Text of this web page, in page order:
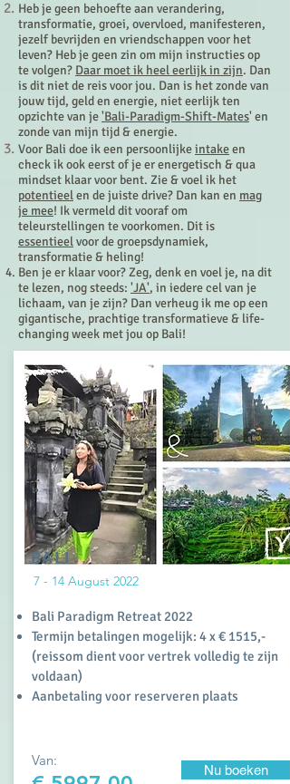
Heb je geen behoefte aan verandering,
transformatie, groei, overvloed, manifesteren,
jezelf bevrijden en vriendschappen voor het
leven? Heb je geen zin om mijn instructies op
te volgen? Daar moet ik heel eerlijk in zijn. Dan
is dit niet de reis voor jou. Dan is het zonde van
jouw tijd, geld en energie, niet eerlijk ten
opzichte van je'Bali-Paradigm-Shift-Mates' en
zonde van mijn tijd & energie.
Voor Bali doe ik een persoonlijkeintakeen
check ik ook eerst of je er energetisch & qua
mindset klaar voor bent. Zie & voel ik het
potentieelen de juiste drive? Dan kan en mag
je mee! Ik vermeld dit vooraf om
teleurstellingen te voorkomen. Dit is
essentieelvoor de groepsdynamiek,
transformatie & heling!
Ben je er klaar voor? Zeg, denk en voel je, na dit
te lezen, nog steeds: 'JA', in iedere cel van je
lichaam, van je zijn? Dan verheug ik me op een
gigantische, prachtige transformatieve & life-
changing week met jou op Bali!
BALI
7 - 14 August 2022
Bali Paradigm Retreat 2022
Termijn betalingen mogelijk: 4 x € 1515,-
(reissom dient voor vertrek volledig te zijn
voldaan)
Aanbetaling voor reserveren plaats
Van:
Nu boeken